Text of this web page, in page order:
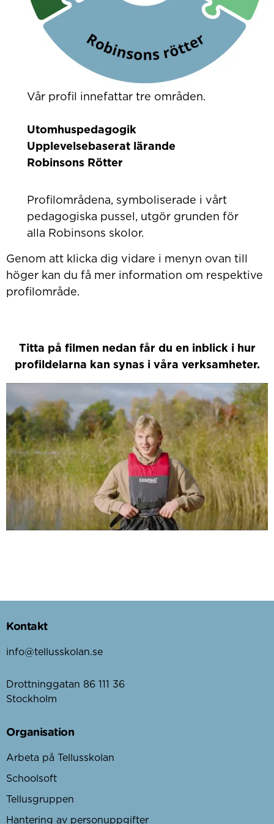
Vår profil innefattar tre områden.
Utomhuspedagogik
Upplevelsebaserat lärande
Robinsons Rötter
Profilområdena, symboliserade i vårt
pedagogiska pussel, utgör grunden för
alla Robinsons skolor.
Genom att klicka dig vidare i menyn ovan till
höger kan du få mer information om respektive
profilområde.
Titta på filmen nedan får du en inblick i hur
profildelarna kan synas i våra verksamheter.
Kontakt
info@tellusskolan.se
Drottninggatan 86 111 36
Stockholm
Organisation
Arbeta på Tellusskolan
Schoolsoft
Tellusgruppen
Hantering av personuppgifter